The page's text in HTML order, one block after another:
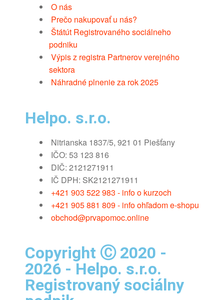
O nás
Prečo nakupovať u nás?
Štátút Registrovaného sociálneho
podniku
Výpis z registra Partnerov verejného
sektora
Náhradné plnenie za rok 2025
Helpo. s.r.o.
Nitrianska 1837/5, 921 01 Piešťany
IČO: 53 123 816
DIČ: 2121271911
IČ DPH: SK2121271911
+421 903 522 983 - info o kurzoch
+421 905 881 809 - info ohľadom e-shopu
obchod@prvapomoc.online
Copyright Ⓒ 2020 -
2026 - Helpo. s.r.o.
Registrovaný sociálny